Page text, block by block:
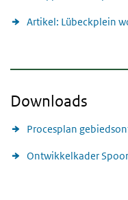
Artikel: Lübeckplein
Downloads
Procesplan
Ontwikkelkader